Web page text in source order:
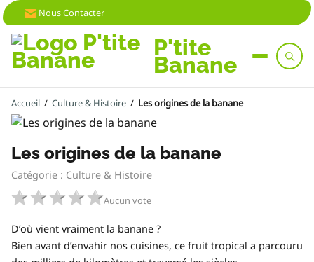
Nous Contacter
P'tite
Banane
Accueil / Culture & Histoire / Les origines de la banane
Les origines de la banane
Catégorie : Culture & Histoire
Aucun vote
D’où vient vraiment la banane ?
Bien avant d’envahir nos cuisines, ce fruit tropical a parcouru